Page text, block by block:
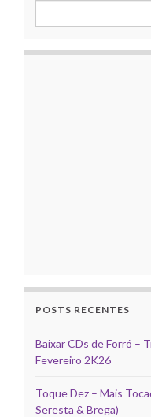
POSTS RECENTES
Baixar CDs de Forró –
Fevereiro 2K26
Toque Dez – Mais
Seresta & Brega)